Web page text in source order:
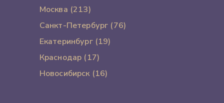
Москва (213)
Санкт-Петербург (76)
Екатеринбург (19)
Краснодар (17)
Новосибирск (16)